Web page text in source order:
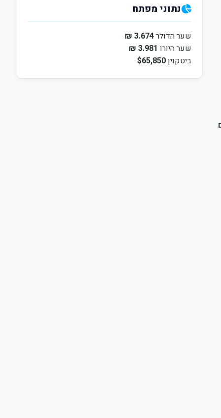
נתוני מפתח
שער הדולר3.674 ₪
שער היורו 3.981 ₪
ביטקוין$65,850